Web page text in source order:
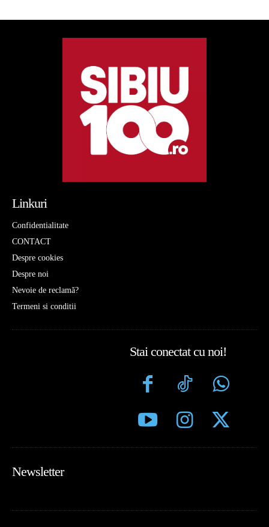
Linkuri
Confidentialitate
CONTACT
Despre cookies
Despre noi
Nevoie de reclamă?
Termeni si conditii
Stai conectat cu noi!
Newsletter